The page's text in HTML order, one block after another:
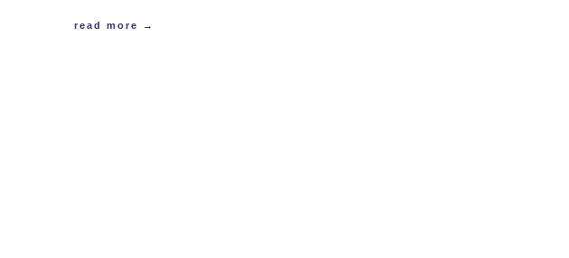
read more →